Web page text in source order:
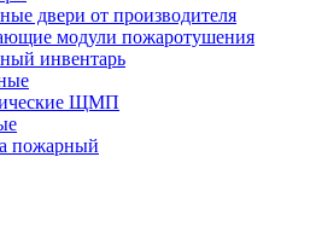
двери от производителя
модули пожаротушения
инвентарь
ЩМП
пожарный